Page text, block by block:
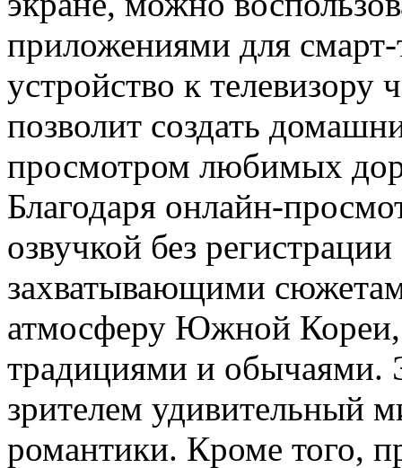
приложениями для
устройство к телевизору
позволит создать
просмотром любимых
Благодаря онлайн-
озвучкой без
захватывающими
атмосферу Южной Кореи,
традициями и обычаями.
зрителем удивительный
романтики. Кроме того,